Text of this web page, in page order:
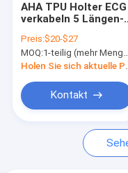
Fordern Sie ein Zitat
Wegwerf-Sensor
AHA TPU Holter ECG
verkabeln 5 Längen-
Leitungsdraht-3.4m,
der für Wego G5198S
frei ist
Preis:$20-$27
MOQ:1-teilig (mehr Menge mit besserem Rabatt)
Holen
Kontakt